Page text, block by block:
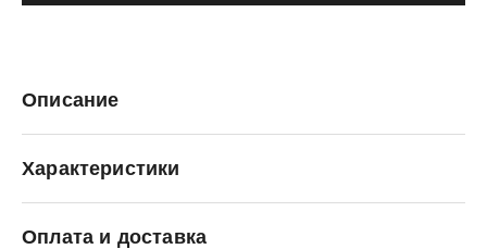
Описание
Характеристики
Оплата и доставка